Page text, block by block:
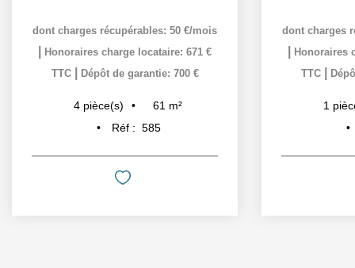
dont charges récupérables: 50 €/mois
Honoraires charge locataire: 671 €
TTC
Dépôt de garantie: 700 €
4 pièce(s) 61 m²
Réf : 585
dont charges
Honoraires
TTC
1